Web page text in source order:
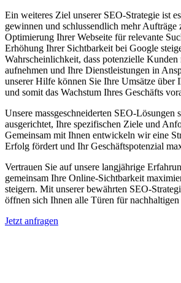
Ein weiteres Ziel unserer SEO-Strategie ist
gewinnen und schlussendlich mehr Aufträge
Optimierung Ihrer Webseite für relevante
Erhöhung Ihrer Sichtbarkeit bei Google
Wahrscheinlichkeit, dass potenzielle
aufnehmen und Ihre Dienstleistungen in
unserer Hilfe können Sie Ihre Umsätze über
und somit das Wachstum Ihres Geschäfts
Unsere massgeschneiderten SEO-Lösungen
ausgerichtet, Ihre spezifischen Ziele und
Gemeinsam mit Ihnen entwickeln wir eine
Erfolg fördert und Ihr Geschäftspotenzial
Vertrauen Sie auf unsere langjährige
gemeinsam Ihre Online-Sichtbarkeit
steigern. Mit unserer bewährten SEO-
öffnen sich Ihnen alle Türen für
Jetzt anfragen